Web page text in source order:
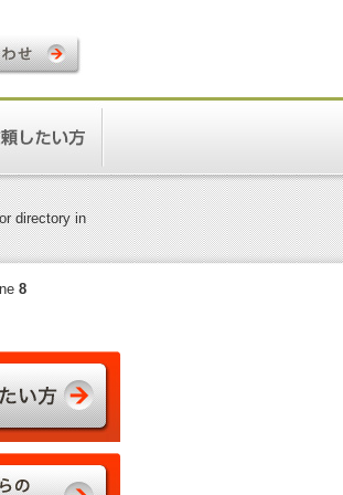
directory in
8